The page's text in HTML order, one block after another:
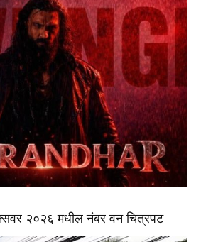
२०२६ मधील नंबर वन चित्रपट